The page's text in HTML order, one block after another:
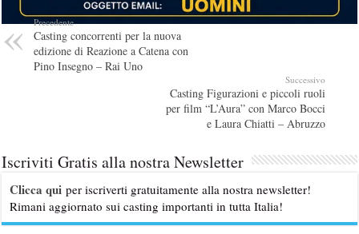
Precedente
Casting concorrenti per la nuova
edizione di Reazione a Catena con
Pino Insegno – Rai Uno
Successivo
Casting Figurazioni e piccoli ruoli
per film “L’Aura” con Marco Bocci
e Laura Chiatti – Abruzzo
Iscriviti Gratis alla nostra Newsletter
Clicca qui per iscriverti gratuitamente alla nostra newsletter!
Rimani aggiornato sui casting importanti in tutta Italia!